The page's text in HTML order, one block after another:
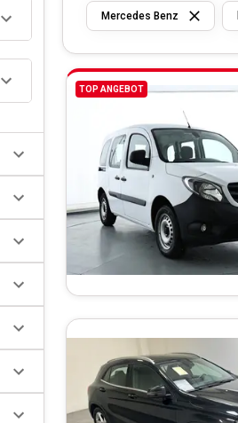
Mercedes Benz
TOP ANGEBOT